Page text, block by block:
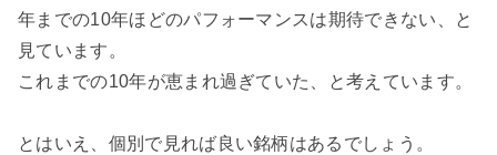
年までの10年ほどのパフォーマンスは期待できない、と
見ています。
これまでの10年が恵まれ過ぎていた、と考えています。
とはいえ、個別で見れば良い銘柄はあるでしょう。